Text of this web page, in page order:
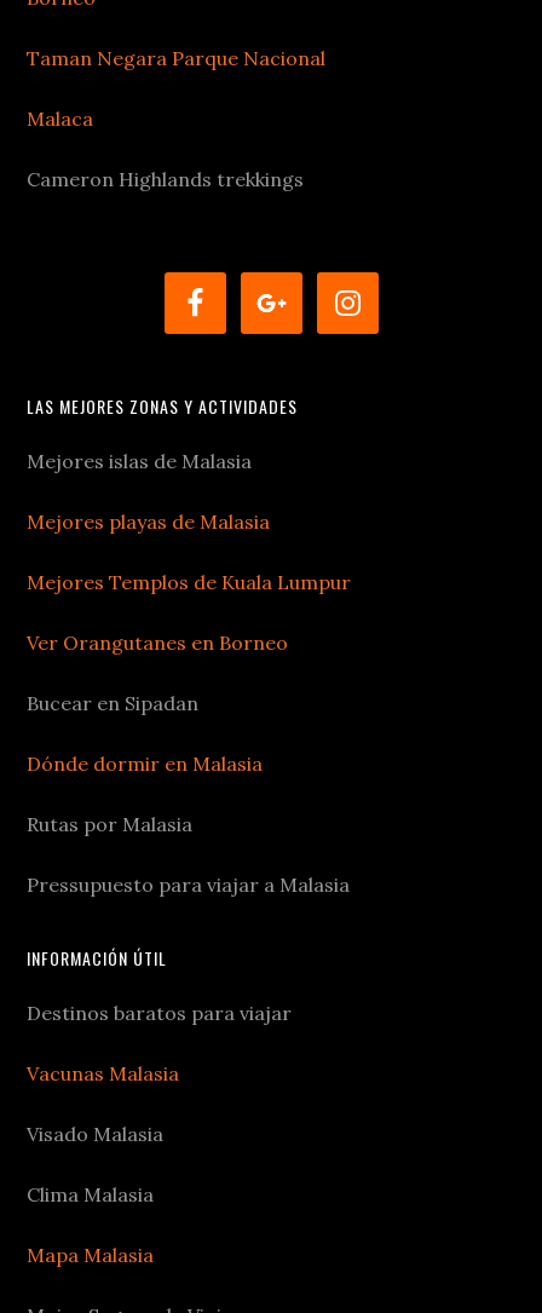
Taman Negara Parque Nacional
Malaca
Cameron Highlands trekkings
LAS MEJORES ZONAS Y ACTIVIDADES
Mejores islas de Malasia
Mejores playas de Malasia
Mejores Templos de Kuala Lumpur
Ver Orangutanes en Borneo
Bucear en Sipadan
Dónde dormir en Malasia
Rutas por Malasia
Pressupuesto para viajar a Malasia
INFORMACIÓN ÚTIL
Destinos baratos para viajar
Vacunas Malasia
Visado Malasia
Clima Malasia
Mapa Malasia